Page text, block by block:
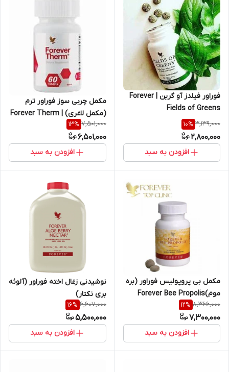
فوراور فیلدز آو گرین | Forever
Fields of Greens
3,139,000
10%
2,800,000
افزودن به سبد
مکمل چربی سوز فوراور ترم
(مکمل لاغری) | Forever Therm
7,501,000
13%
6,501,000
افزودن به سبد
مکمل بی پروپولیس فوراور (بره
موم)Forever Bee Propolis
8,366,000
12%
7,300,000
افزودن به سبد
نوشیدنی زغال اخته فوراور (آلوئه
بری نکتار)
6,607,000
16%
5,500,000
افزودن به سبد